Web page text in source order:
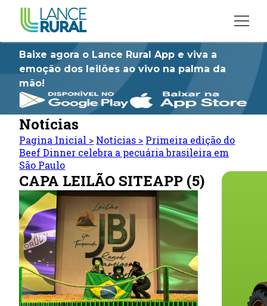
Baixe agora o Lance Rural App e viva a
emoção dos leilões ao vivo na palma da
mão!
Notícias
Pagina Inicial > Notícias > Primeira edição do
Beef Dinner celebra a pecuária brasileira em
São Paulo
CAPA LEILÃO SITEAPP (5)